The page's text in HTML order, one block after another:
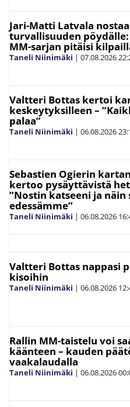
Jari-Matti Latvala nostaa
turvallisuuden
MM-sarjan pitäisi
Taneli Niinimäki | 07.08.2026
Valtteri Bottas kertoi
keskeytyksilleen –
palaa”
Taneli Niinimäki | 06.08.2026
Sebastien Ogierin
kertoo pysäyttävistä
”Nostin katseeni ja
edessämme”
Taneli Niinimäki | 06.08.2026
Valtteri Bottas nappasi
kisoihin
Taneli Niinimäki | 06.08.2026
Rallin MM-taistelu voi
käänteen – kauden
vaakalaudalla
Taneli Niinimäki | 06.08.2026